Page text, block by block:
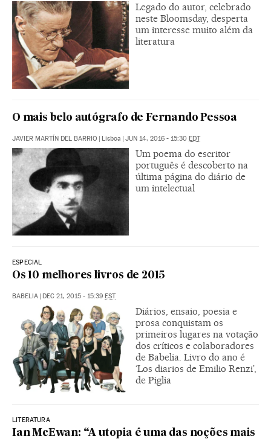
Legado do autor, celebrado
neste Bloomsday, desperta
um interesse muito além da
literatura
O mais belo autógrafo de Fernando Pessoa
JAVIER MARTÍN DEL BARRIO | Lisboa | JUN 14, 2016 - 15:30 EDT
Um poema do escritor
português é descoberto na
última página do diário de
um intelectual
ESPECIAL
Os 10 melhores livros de 2015
BABELIA | DEC 21, 2015 - 15:39 EST
Diários, ensaio, poesia e
prosa conquistam os
primeiros lugares na votação
dos críticos e colaboradores
de Babelia. Livro do ano é
‘Los diarios de Emilio Renzi’,
de Piglia
LITERATURA
Ian McEwan: “A utopia é uma das noções mais